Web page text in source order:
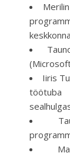
Iiris
töötuba